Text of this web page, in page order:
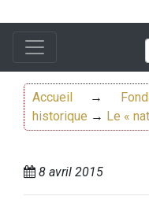
Accueil →
historique → Le «
8 avril 2015